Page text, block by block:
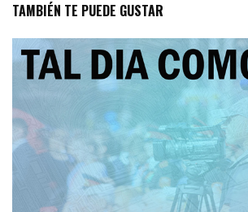
TAMBIÉN TE PUEDE GUSTAR